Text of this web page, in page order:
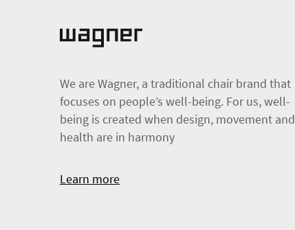
We are Wagner, a traditional chair brand that
focuses on people’s well-being. For us, well-
being is created when design, movement and
health are in harmony
Learn more